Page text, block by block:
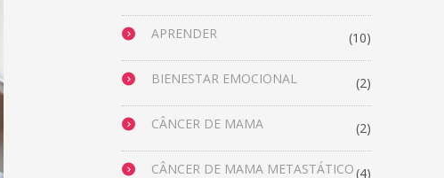
APRENDER (10)
BIENESTAR EMOCIONAL (2)
CÂNCER DE MAMA (2)
CÂNCER DE MAMA METASTÁTICO(4)